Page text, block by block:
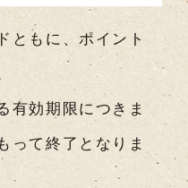
ともに、ポイント
有効期限につきま
って終了となりま